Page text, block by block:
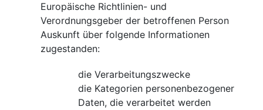
Europäische Richtlinien- und
Verordnungsgeber der betroffenen Person
Auskunft über folgende Informationen
zugestanden:
die Verarbeitungszwecke
die Kategorien personenbezogener
Daten, die verarbeitet werden